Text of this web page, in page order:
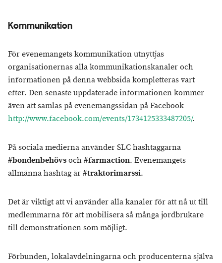
Kommunikation
För evenemangets kommunikation utnyttjas
organisationernas alla kommunikationskanaler och
informationen på denna webbsida kompletteras vart
efter. Den senaste uppdaterade informationen kommer
även att samlas på evenemangssidan på Facebook
http://www.facebook.com/events/1734125333487205/.
På sociala medierna använder SLC hashtaggarna
#bondenbehövsoch#farmaction. Evenemangets
allmänna hashtag är#traktorimarssi.
Det är viktigt att vi använder alla kanaler för att nå ut till
medlemmarna för att mobilisera så många jordbrukare
till demonstrationen som möjligt.
Förbunden, lokalavdelningarna och producenterna själva